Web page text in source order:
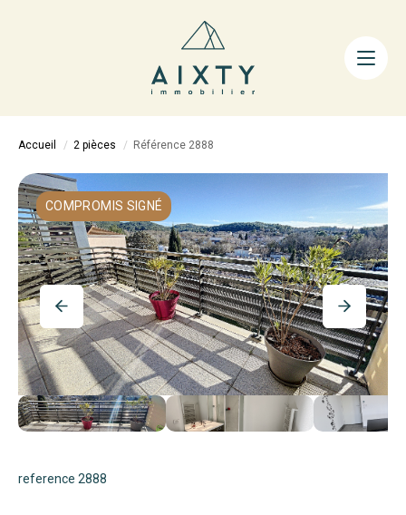
ACHETER
LA MÉTHODE
AIXTY & VOUS
Nos Agences
Nos Équipes
Nos Tarifs
Nos Biens Vendus
Notre City Guide
Accueil 2 pièces Référence 2888
COMPROMIS SIGNÉ
reference 2888